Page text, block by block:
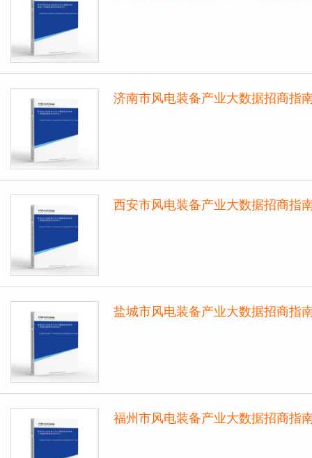
济南市风电装备产业大数据招商指
西安市风电装备产业大数据招商指
盐城市风电装备产业大数据招商指
福州市风电装备产业大数据招商指